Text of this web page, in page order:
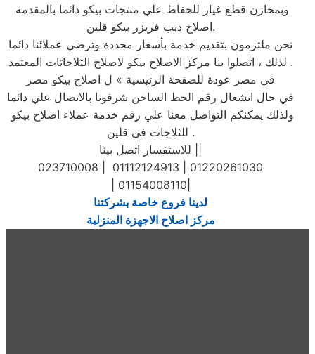
وبمخازن قطع غيار للحفاظ علي منتجات بيكو دائما بالمقدمة
اصلاح ديب فريزر بيكو قلين.
نحن ملتزمون بتقديم خدمة بأسعار محددة وترضي عملائنا دائما
. لذلك ، اتصلوا بنا مركز الاصلاح بيكو لاصلاح الثلاجاتات المعتمد
في مصر عودة للصفحة الرئيسية » ل اصلاح بيكو مصر
في حال انشغال رقم الخط الساخن شرفونا بالاتصال علي دائما
ولذلك يمكنكم التواصل معنا علي رقم خدمة عملاء اصلاح بيكو
للثلاجات فى قلين .
023710008 | 01112124913 | 01220261030
| 01154008110|
لدينا فروع خاصة بشركتنا
مركز اصلاح الاجهزة المنزلية